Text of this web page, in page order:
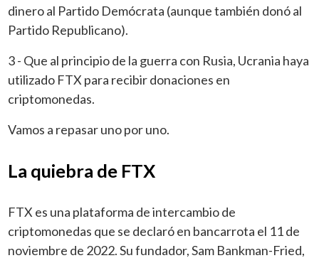
dinero al Partido Demócrata (aunque también donó al
Partido Republicano).
3 - Que al principio de la guerra con Rusia, Ucrania haya
utilizado FTX para recibir donaciones en
criptomonedas.
Vamos a repasar uno por uno.
La quiebra de FTX
FTX es una plataforma de intercambio de
criptomonedas que se declaró en bancarrota el 11 de
noviembre de 2022. Su fundador, Sam Bankman-Fried,